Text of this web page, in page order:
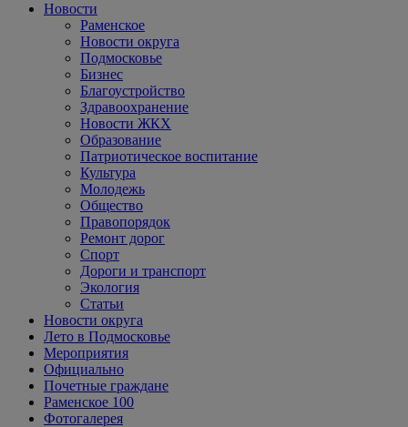
Новости
Раменское
Новости округа
Подмосковье
Бизнес
Благоустройство
Здравоохранение
Новости ЖКХ
Образование
Патриотическое воспитание
Культура
Молодежь
Общество
Правопорядок
Ремонт дорог
Спорт
Дороги и транспорт
Экология
Статьи
Новости округа
Лето в Подмосковье
Мероприятия
Официально
Почетные граждане
Раменское 100
Фотогалерея